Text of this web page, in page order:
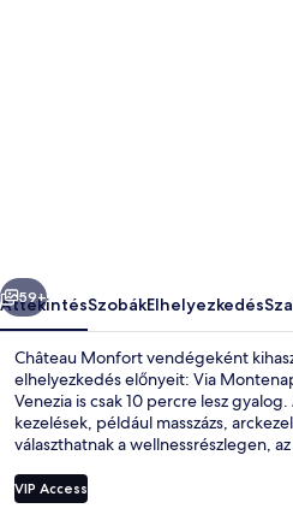
Következő
59+
ÁttekintésSzobákElhelyezkedés
Château Monfort vendégeként
elhelyezkedés előnyeit: Via
Venezia is csak 10 percre lesz
kezelések, például masszázs,
választhatnak a wellnessrészlegen,
luxusszínvonalú hotel emellett a
fitneszlétesítmény és szauna. Más
VIP Access